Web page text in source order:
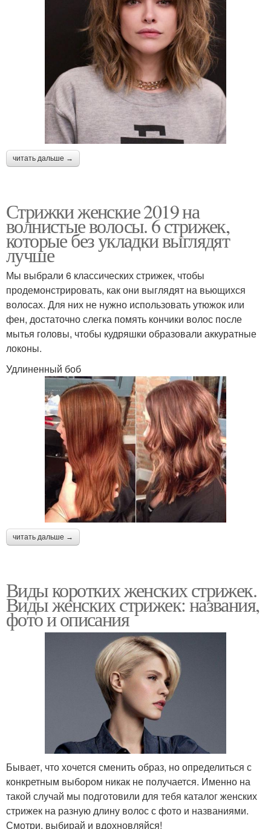
читать дальше →
Стрижки женские 2019 на
волнистые волосы. 6 стрижек,
которые без укладки выглядят
лучше
Мы выбрали 6 классических стрижек, чтобы
продемонстрировать, как они выглядят на вьющихся
волосах. Для них не нужно использовать утюжок или
фен, достаточно слегка помять кончики волос после
мытья головы, чтобы кудряшки образовали аккуратные
локоны.
Удлиненный боб
читать дальше →
Виды коротких женских стрижек.
Виды женских стрижек: названия,
фото и описания
Бывает, что хочется сменить образ, но определиться с
конкретным выбором никак не получается. Именно на
такой случай мы подготовили для тебя каталог женских
стрижек на разную длину волос с фото и названиями.
Смотри, выбирай и вдохновляйся!